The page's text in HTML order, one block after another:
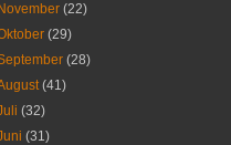
November(22)
(29)
(28)
(41)
(32)
(31)